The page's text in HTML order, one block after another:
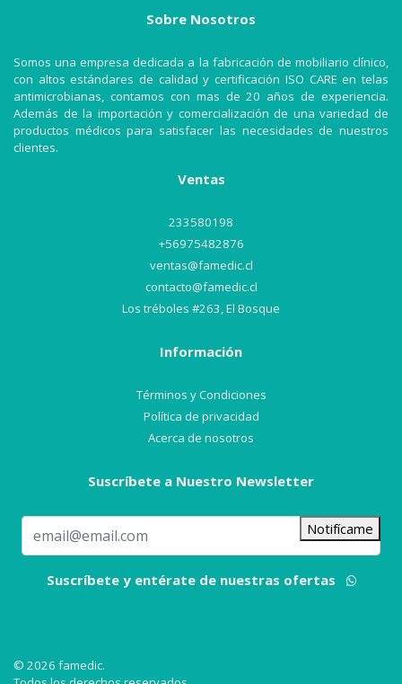
Sobre Nosotros
Somos una empresa dedicada a la fabricación de mobiliario clínico,
con altos estándares de calidad y certificación ISO CARE en telas
antimicrobianas, contamos con mas de 20 años de experiencia.
Además de la importación y comercialización de una variedad de
productos médicos para satisfacer las necesidades de nuestros
clientes.
Ventas
233580198
+56975482876
ventas@famedic.cl
contacto@famedic.cl
Los tréboles #263, El Bosque
Información
Términos y Condiciones
Política de privacidad
Acerca de nosotros
Suscríbete a Nuestro Newsletter
Notifícame
Suscríbete y entérate de nuestras ofertas
© 2026 famedic.